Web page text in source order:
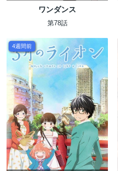
ワンダンス
第78話
4週間前